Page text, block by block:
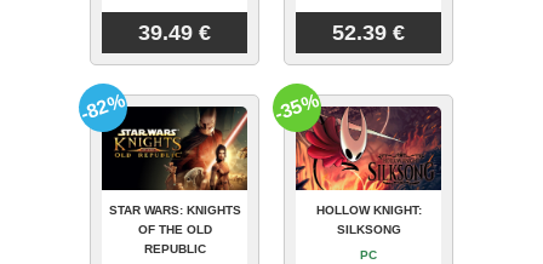
39.49 € 52.39 €
STAR WARS: KNIGHTS
OF THE OLD
REPUBLIC
-82%
HOLLOW KNIGHT:
SILKSONG
PC
-35%